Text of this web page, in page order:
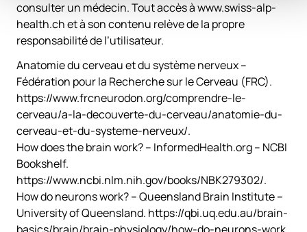
consulter un médecin. Tout accès à www.swiss-alp-
health.ch et à son contenu relève de la propre
responsabilité de l’utilisateur.
Anatomie du cerveau et du système nerveux –
Fédération pour la Recherche sur le Cerveau (FRC).
https://www.frcneurodon.org/comprendre-le-
cerveau/a-la-decouverte-du-cerveau/anatomie-du-
cerveau-et-du-systeme-nerveux/.
How does the brain work? – InformedHealth.org – NCBI
Bookshelf.
https://www.ncbi.nlm.nih.gov/books/NBK279302/.
How do neurons work? – Queensland Brain Institute –
University of Queensland. https://qbi.uq.edu.au/brain-